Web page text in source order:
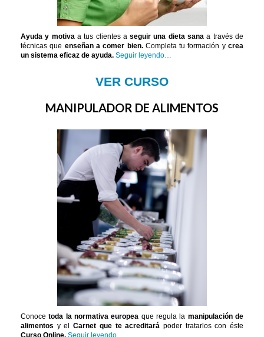
Ayuda y motiva a tus clientes aseguir una dieta sana a través de
técnicas que enseñan a comer bien.Completa tu formación ycrea
un sistema eficaz de ayuda. Seguir leyendo…
VER CURSO
MANIPULADOR DE ALIMENTOS
Conocetoda la normativa europea que regula la manipulación de
alimentos y elCarnet que te acreditará poder tratarlos con éste
Curso Online. Seguir leyendo…